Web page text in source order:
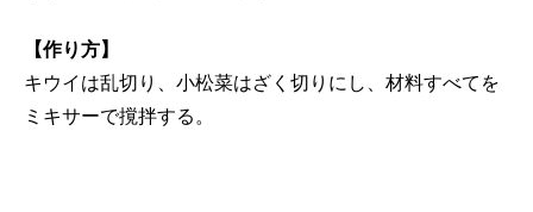
【作り方】
キウイは乱切り、小松菜はざく切りにし、材料すべてを
ミキサーで撹拌する。